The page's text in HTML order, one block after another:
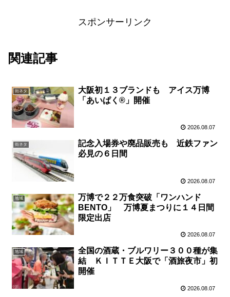
スポンサーリンク
関連記事
街ネタ
大阪初１３ブランドも アイス万博
「あいぱく®」開催
2026.08.07
街ネタ
記念入場券や廃品販売も 近鉄ファン
必見の６日間
2026.08.07
地域
万博で２２万食突破「ワンハンド
BENTO」 万博夏まつりに１４日間
限定出店
2026.08.07
地域
全国の酒蔵・ブルワリー３００種が集
結 ＫＩＴＴＥ大阪で「酒旅夜市」初
開催
2026.08.07